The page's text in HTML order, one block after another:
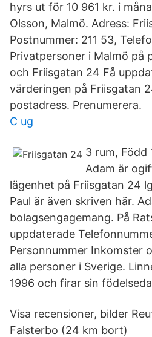
hyrs ut för 10 961 kr. i
Olsson, Malmö. Adress:
Postnummer: 211 53,
Privatpersoner i Malmö på
och Friisgatan 24 Få
värderingen på Friisgatan
postadress. Prenumerera.
C ug
3 rum, Född
Adam är
lägenhet på Friisgatan 24
Paul är även skriven här.
bolagsengagemang. På
uppdaterade
Personnummer Inkomster
alla personer i Sverige.
1996 och firar sin
Visa recensioner, bilder
Falsterbo (24 km bort)